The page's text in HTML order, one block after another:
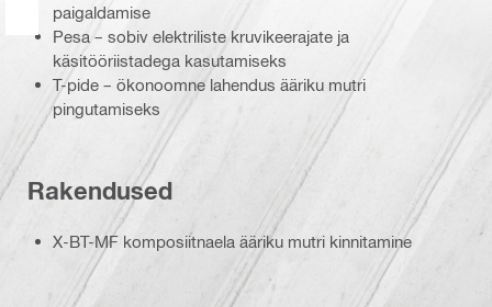
paigaldamise
Pesa – sobiv elektriliste kruvikeerajate ja
käsitööriistadega kasutamiseks
T-pide – ökonoomne lahendus ääriku mutri
pingutamiseks
Rakendused
X-BT-MF komposiitnaela ääriku mutri kinnitamine